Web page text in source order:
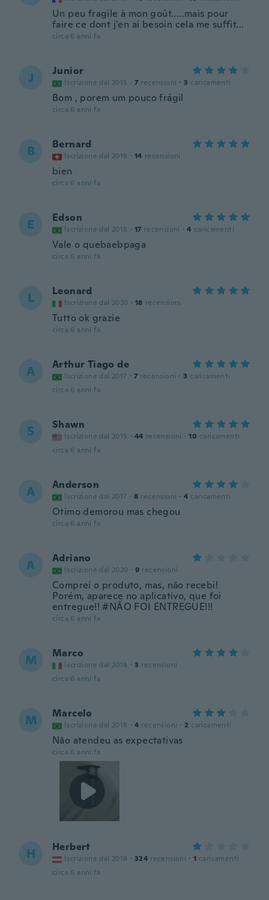
Un peu fragile à mon goût.....mais pour
faire ce dont j'en ai besoin cela me suffit...
circa 6 anni fa
J Junior
Iscrizione dal 2015 · 7 recensioni · 3 caricamenti
Bom , porem um pouco frágil
circa 6 anni fa
B Bernard
Iscrizione dal 2018 · 14 recensioni
bien
circa 6 anni fa
E Edson
Iscrizione dal 2018 · 17 recensioni · 4 caricamenti
Vale o quebaebpaga
circa 6 anni fa
L Leonard
Iscrizione dal 2020 · 18 recensioni
Tutto ok grazie
circa 6 anni fa
A Arthur Tiago de
Iscrizione dal 2017 · 7 recensioni · 3 caricamenti
circa 6 anni fa
S Shawn
Iscrizione dal 2015 · 44 recensioni · 10 caricamenti
circa 6 anni fa
A Anderson
Iscrizione dal 2017 · 8 recensioni · 4 caricamenti
Otimo demorou mas chegou
circa 6 anni fa
A Adriano
Iscrizione dal 2020 · 9 recensioni
Comprei o produto, mas, não recebi!
Porém, aparece no aplicativo, que foi
entregue!! #NÃO FOI ENTREGUE!!!
circa 6 anni fa
M Marco
Iscrizione dal 2018 · 3 recensioni
circa 6 anni fa
M Marcelo
Iscrizione dal 2018 · 4 recensioni · 2 caricamenti
Não atendeu as expectativas
circa 6 anni fa
H Herbert
Iscrizione dal 2019 · 324 recensioni · 1 caricamenti
circa 6 anni fa